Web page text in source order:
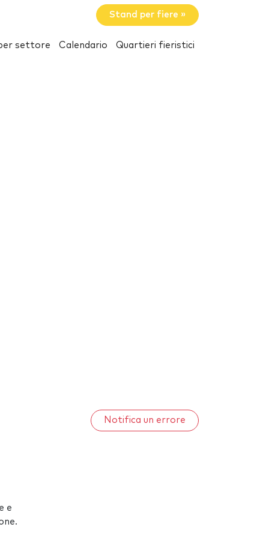
Stand per fiere »
settore Calendario Quartieri fieristici
Notifica un errore
e